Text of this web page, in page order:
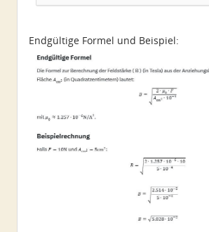
Endgültige Formel und Beispiel: